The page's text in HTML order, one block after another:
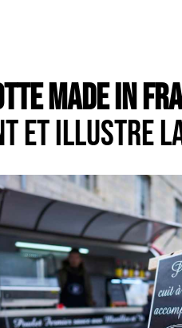
MADE IN
ET ILLUSTRE